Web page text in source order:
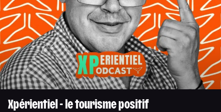
Xpérientiel - le tourisme positif